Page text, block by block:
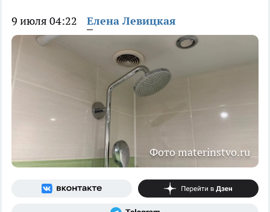
9 июля 04:22 Елена Левицкая
Фото materinstvo.ru